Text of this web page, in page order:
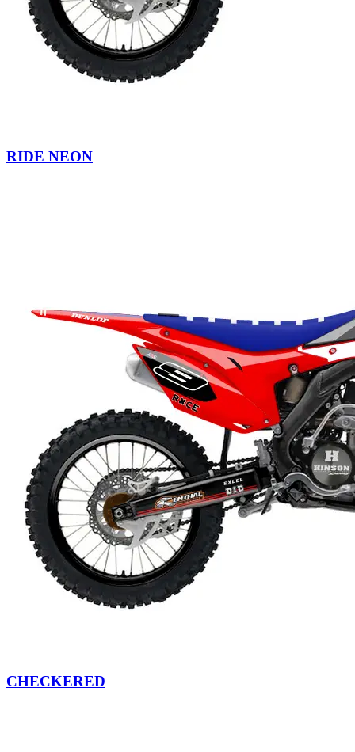
RIDE NEON
CHECKERED